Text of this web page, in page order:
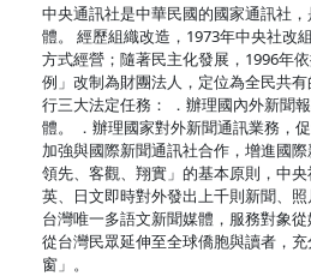
中央通訊社是中華民國的國家通訊社
體。 經歷組織改造，1973年中央社改
方式經營；隨著民主化發展，1996年
例」改制為財團法人，定位為全民共
行三大法定任務： ．辦理國內外新聞
體。 ．辦理國家對外新聞通訊業務，
加強與國際新聞通訊社合作，增進國際
領先、客觀、翔實」的基本原則，中央
英、日文即時對外發出上千則新聞、
台灣唯一多語文新聞媒體，服務對象
從台灣民眾延伸至全球僑胞與讀者，
窗」。